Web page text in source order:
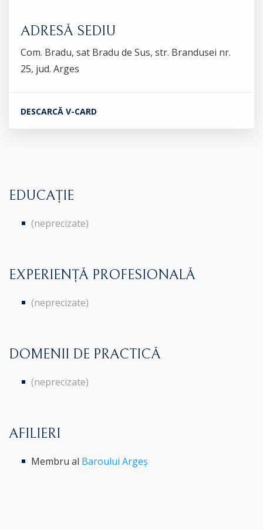
ADRESĂ SEDIU
Com. Bradu, sat Bradu de Sus, str. Brandusei nr.
25, jud. Arges
DESCARCĂ V-CARD
EDUCAȚIE
(neprecizate)
EXPERIENȚĂ PROFESIONALĂ
(neprecizate)
DOMENII DE PRACTICĂ
(neprecizate)
AFILIERI
Membru al Baroului Argeș